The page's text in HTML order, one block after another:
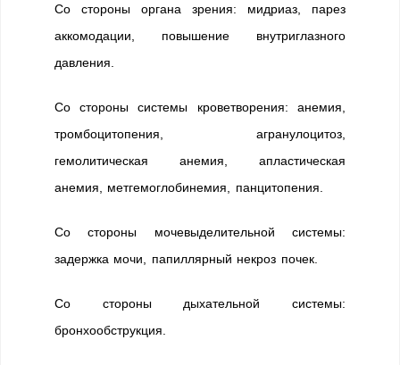
Со стороны органа зрения: мидриаз, парез
аккомодации, повышение внутриглазного
давления.
Со стороны системы кроветворения: анемия,
тромбоцитопения, агранулоцитоз,
гемолитическая анемия, апластическая
анемия, метгемоглобинемия, панцитопения.
Со стороны мочевыделительной системы:
задержка мочи, папиллярный некроз почек.
Со стороны дыхательной системы:
бронхообструкция.